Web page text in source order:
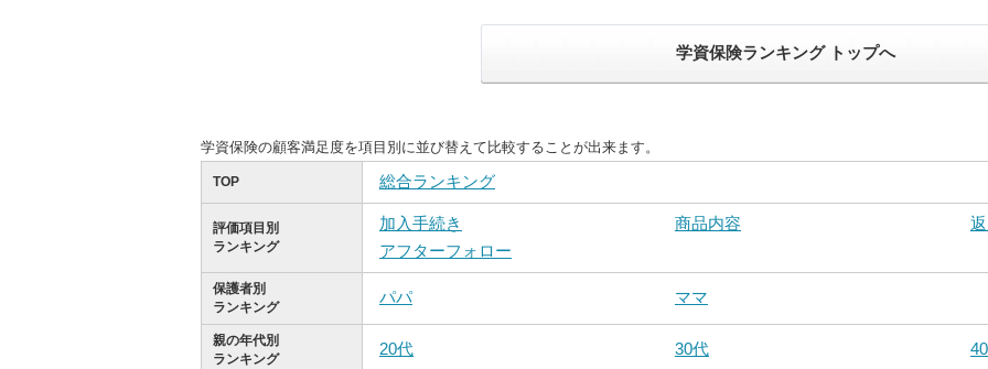
学資保険ランキング トップへ
学資保険の顧客満足度を項目別に並び替えて比較することが出来ます。
TOP 総合ランキング
評価項目別
ランキング
加入手続き 商品内容
アフターフォロー
保護者別
ランキング
パパ ママ
親の年代別
ランキング
20代 30代